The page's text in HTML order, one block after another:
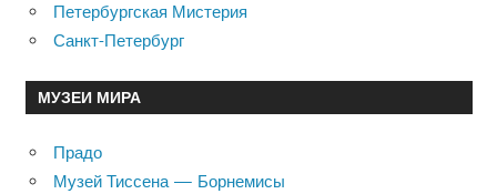
Петербургская Мистерия
Санкт-Петербург
МУЗЕИ МИРА
Прадо
Музей Тиссена — Борнемисы